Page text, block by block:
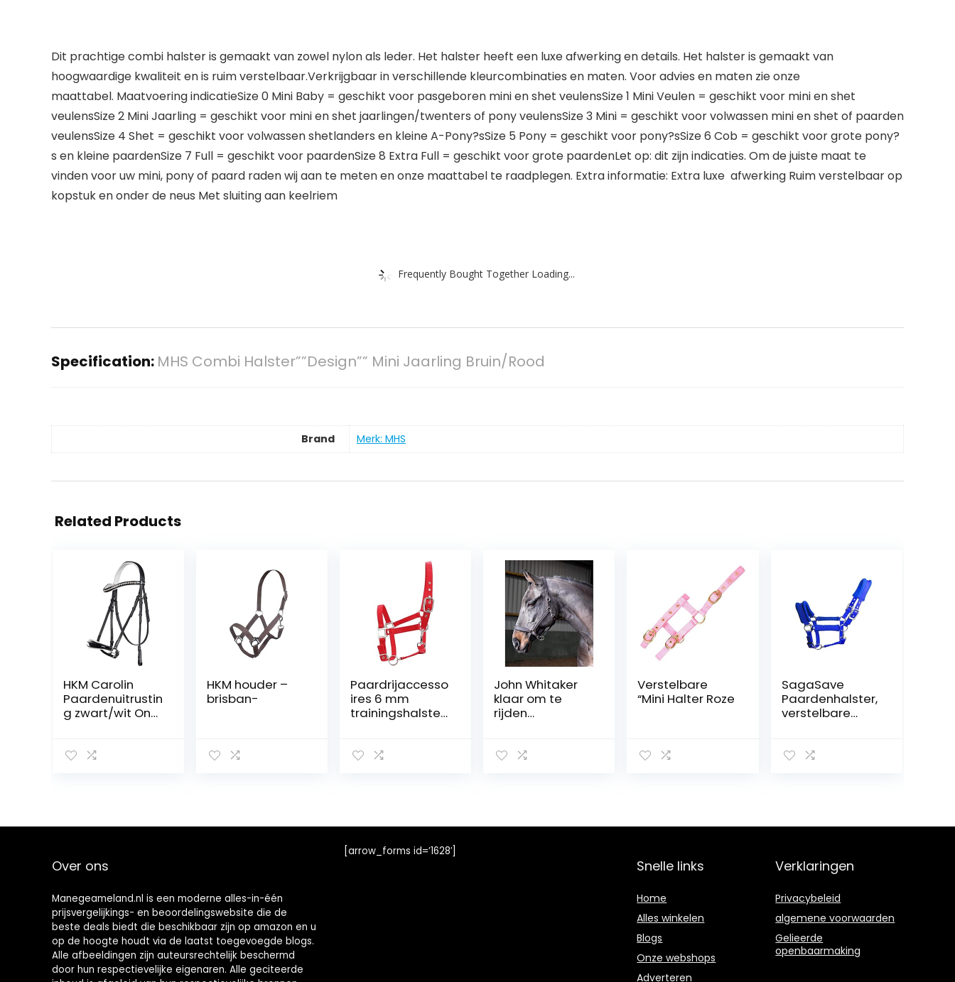
Dit prachtige combi halster is gemaakt van zowel nylon als leder. Het halster heeft een luxe afwerking en details. Het halster is gemaakt van
hoogwaardige kwaliteit en is ruim verstelbaar.Verkrijgbaar in verschillende kleurcombinaties en maten. Voor advies en maten zie onze
maattabel. Maatvoering indicatieSize 0 Mini Baby = geschikt voor pasgeboren mini en shet veulensSize 1 Mini Veulen = geschikt voor mini en shet
veulensSize 2 Mini Jaarling = geschikt voor mini en shet jaarlingen/twenters of pony veulensSize 3 Mini = geschikt voor volwassen mini en shet of paarden
veulensSize 4 Shet = geschikt voor volwassen shetlanders en kleine A-Pony?sSize 5 Pony = geschikt voor pony?sSize 6 Cob = geschikt voor grote pony?
s en kleine paardenSize 7 Full = geschikt voor paardenSize 8 Extra Full = geschikt voor grote paardenLet op: dit zijn indicaties. Om de juiste maat te
vinden voor uw mini, pony of paard raden wij aan te meten en onze maattabel te raadplegen. Extra informatie: Extra luxe afwerking Ruim verstelbaar op
kopstuk en onder de neus Met sluiting aan keelriem
Frequently Bought Together Loading...
Specification: MHS Combi Halster””Design”” Mini Jaarling Bruin/Rood
Brand Merk: MHS
Related Products
HKM Carolin
Paardenuitrustin
g zwart/wit One
HKM houder –
brisban-
Paardrijaccesso
ires 6 mm
trainingshalster
voor autorijden
John Whitaker
klaar om te
rijden
Verstelbare
“Mini Halter Roze
SagaSave
Paardenhalster,
verstelbare
met verdikt
Over ons
Manegeameland.nl is een moderne alles-in-één
prijsvergelijkings- en beoordelingswebsite die de
beste deals biedt die beschikbaar zijn op amazon en u
op de hoogte houdt via de laatst toegevoegde blogs.
Alle afbeeldingen zijn auteursrechtelijk beschermd
door hun respectievelijke eigenaren. Alle geciteerde
[arrow_forms id=’1628′]
Snelle links
Home
Alles winkelen
Blogs
Onze webshops
Adverteren
Verklaringen
Privacybeleid
algemene voorwaarden
Gelieerde
openbaarmaking